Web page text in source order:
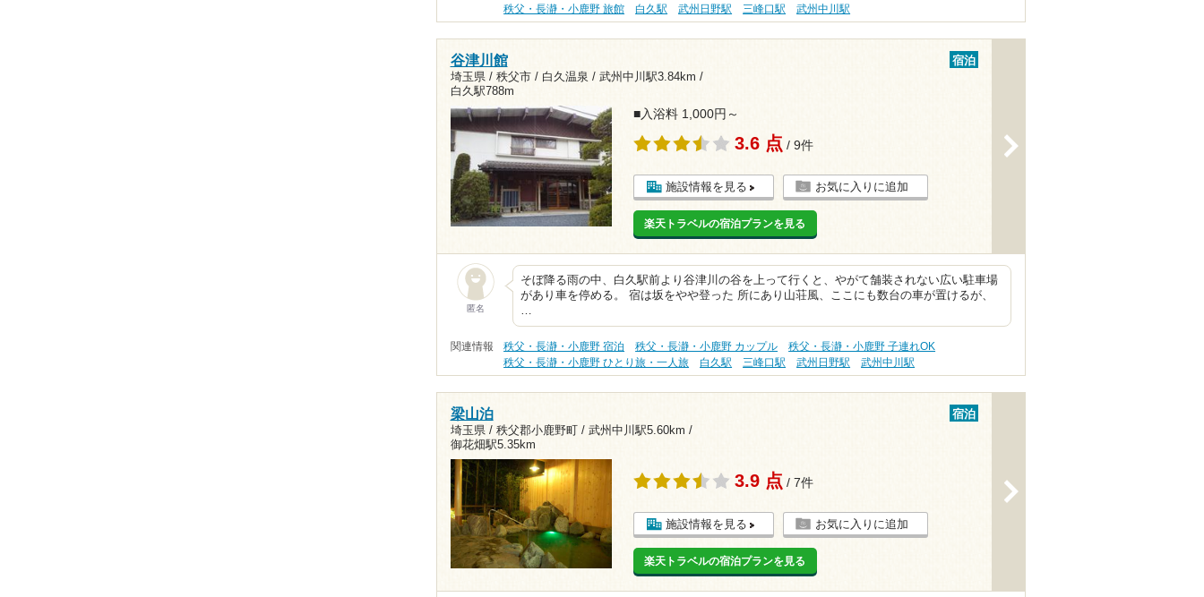
秩父・長瀞・小鹿野 旅館
白久駅 武州日野駅 三峰口駅 武州中川駅
谷津川館
埼玉県 / 秩父市 / 白久温泉 / 武州中川駅3.84km /
白久駅788m
宿泊
■入浴料 1,000円～
3.6 点 / 9件
施設情報を見る お気に入りに追加
楽天トラベルの宿泊プランを見る
匿名
そぼ降る雨の中、白久駅前より谷津川の谷を上って行くと、やがて舗装されない広い駐車場
があり車を停める。 宿は坂をやや登った 所にあり山荘風、ここにも数台の車が置けるが、
関連情報 秩父・長瀞・小鹿野 宿泊 秩父・長瀞・小鹿野 カップル
秩父・長瀞・小鹿野 子連れOK
秩父・長瀞・小鹿野 ひとり旅・一人旅
白久駅 三峰口駅 武州日野駅 武州中川駅
梁山泊
埼玉県 / 秩父郡小鹿野町 / 武州中川駅5.60km /
御花畑駅5.35km
宿泊
3.9 点 / 7件
施設情報を見る お気に入りに追加
楽天トラベルの宿泊プランを見る